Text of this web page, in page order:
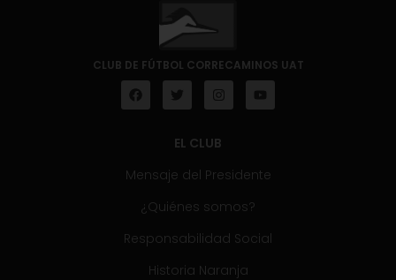
CLUB DE FÚTBOL CORRECAMINOS UAT
EL CLUB
Mensaje del Presidente
¿Quiénes somos?
Responsabilidad Social
Historia Naranja